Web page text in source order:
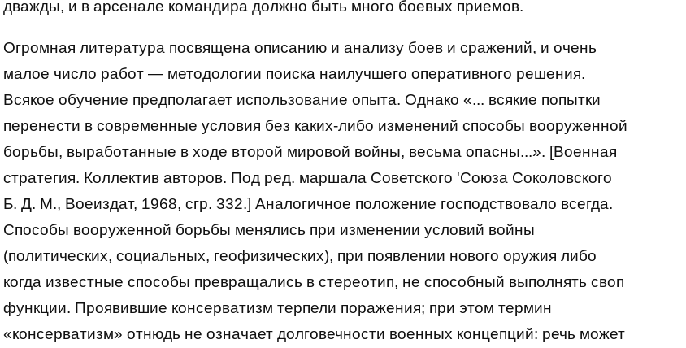
дважды, и в арсенале командира должно быть много боевых приемов.
Огромная литература посвящена описанию и анализу боев и сражений, и очень
малое число работ — методологии поиска наилучшего оперативного решения.
Всякое обучение предполагает использование опыта. Однако «... всякие попытки
перенести в современные условия без каких-либо изменений способы вооруженной
борьбы, выработанные в ходе второй мировой войны, весьма опасны...». [Военная
стратегия. Коллектив авторов. Под ред. маршала Советского 'Союза Соколовского
Б. Д. М., Воеиздат, 1968, сгр. 332.] Аналогичное положение господствовало всегда.
Способы вооруженной борьбы менялись при изменении условий войны
(политических, социальных, геофизических), при появлении нового оружия либо
когда известные способы превращались в стереотип, не способный выполнять своп
функции. Проявившие консерватизм терпели поражения; при этом термин
«консерватизм» отнюдь не означает долговечности военных концепций: речь может